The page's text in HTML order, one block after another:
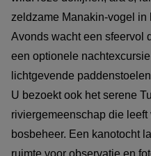
zeldzame Manakin-vogel in
Avonds wacht een sfeervol
een optionele
lichtgevende
U bezoekt ook het serene
riviergemeenschap die
bosbeheer. Een kanotocht
ruimte voor observatie en